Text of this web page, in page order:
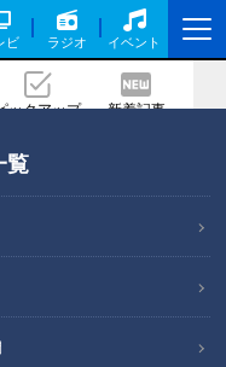
ビ ラジオ イベント
ックアップ 新着記事
覧
』で“モー
”満喫